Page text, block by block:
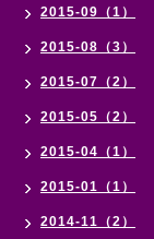
2015-09（1）
2015-08（3）
2015-07（2）
2015-05（2）
2015-04（1）
2015-01（1）
2014-11（2）